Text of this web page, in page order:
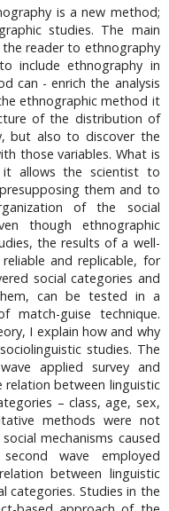
is a new method;
studies. The main
reader to ethnography
include ethnography in
can - enrich the analysis
ethnographic method it
of the distribution of
but also to discover the
those variables. What is
allows the scientist to
them and to
of the social
though ethnographic
the results of a well-
and replicable, for
social categories and
can be tested in a
guise technique.
I explain how and why
studies. The
applied survey and
between linguistic
– class, age, sex,
methods were not
mechanisms caused
wave employed
between linguistic
categories. Studies in the